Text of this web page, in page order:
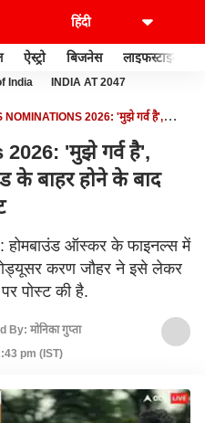
ऐस्ट्रो बिजनेस लाइफस्टाइल
India INDIA AT 2047
NOMINATIONS 2026: 'मुझे गर्व है',
'मुझे गर्व है',
के बाहर होने के बाद
ऑस्कर के फाइनल्स में
करण जौहर ने इसे लेकर
पर पोस्ट की है.
By: मोनिका गुप्ता
pm (IST)